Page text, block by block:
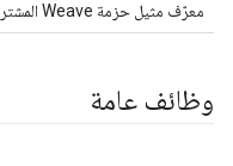
معرّف مثيل حزمة Weave المشتركة
وظائف عامة